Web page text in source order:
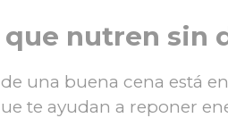
que nutren sin
una buena cena está
te ayudan a reponer